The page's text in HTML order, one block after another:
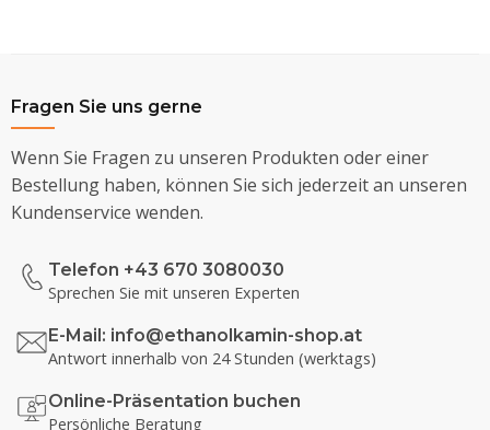
Fragen Sie uns gerne
Wenn Sie Fragen zu unseren Produkten oder einer
Bestellung haben, können Sie sich jederzeit an unseren
Kundenservice wenden.
Telefon +43 670 3080030
Sprechen Sie mit unseren Experten
E-Mail: info@ethanolkamin-shop.at
Antwort innerhalb von 24 Stunden (werktags)
Online-Präsentation buchen
Persönliche Beratung